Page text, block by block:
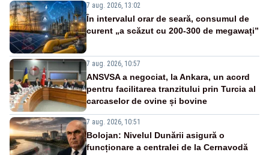
7 aug. 2026, 13:02
În intervalul orar de seară, consumul de
curent „a scăzut cu 200-300 de megawați”
7 aug. 2026, 10:57
ANSVSA a negociat, la Ankara, un acord
pentru facilitarea tranzitului prin Turcia al
carcaselor de ovine și bovine
7 aug. 2026, 10:51
Bolojan: Nivelul Dunării asigură o
funcționare a centralei de la Cernavodă